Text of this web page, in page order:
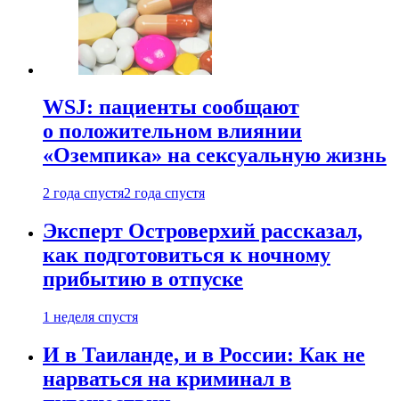
WSJ: пациенты сообщают
о положительном влиянии
«Оземпика» на сексуальную жизнь
2 года спустя2 года спустя
Эксперт Островерхий рассказал,
как подготовиться к ночному
прибытию в отпуске
1 неделя спустя
И в Таиланде, и в России: Как не
нарваться на криминал в